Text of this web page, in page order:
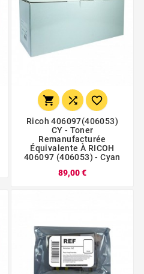
  
Ricoh 406097(406053)
CY - Toner
Remanufacturée
Équivalente À RICOH
406097 (406053) - Cyan
89,00 €